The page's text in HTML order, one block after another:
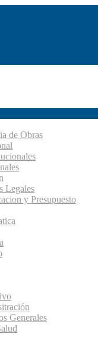
de Obras
Legales
y Presupuesto
Generales